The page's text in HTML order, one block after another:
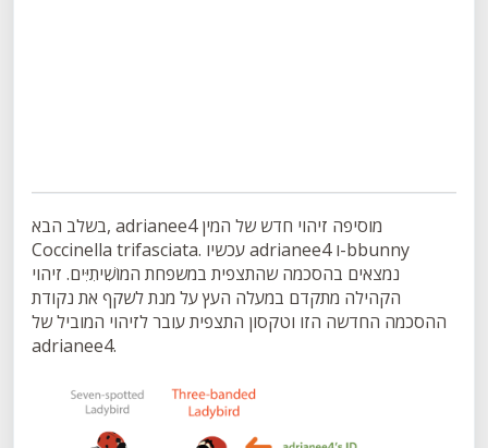
בשלב הבא, adrianee4 מוסיפה זיהוי חדש של המין
Coccinella trifasciata. עכשיו adrianee4 ו-bbunny
נמצאים בהסכמה שהתצפית במשפחת המוֹשִׁיתִיִּים. זיהוי
הקהילה מתקדם במעלה העץ על מנת לשקף את נקודת
ההסכמה החדשה הזו וטקסון התצפית עובר לזיהוי המוביל של
adrianee4.